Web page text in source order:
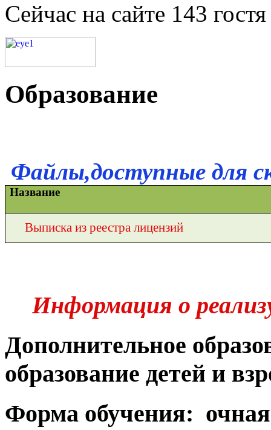
Сейчас на сайте 143
Образование
Файлы,доступные для
Название
Выписка из реестра лицензий
Информация о
Дополнительное
образование детей и
Форма обучения: